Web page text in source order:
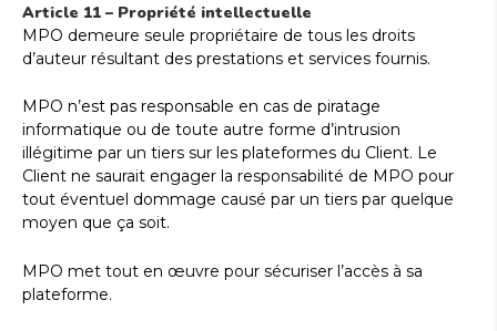
Article 11 – Propriété intellectuelle
MPO demeure seule propriétaire de tous les droits
d’auteur résultant des prestations et services fournis.
MPO n’est pas responsable en cas de piratage
informatique ou de toute autre forme d’intrusion
illégitime par un tiers sur les plateformes du Client. Le
Client ne saurait engager la responsabilité de MPO pour
tout éventuel dommage causé par un tiers par quelque
moyen que ça soit.
MPO met tout en œuvre pour sécuriser l’accès à sa
plateforme.